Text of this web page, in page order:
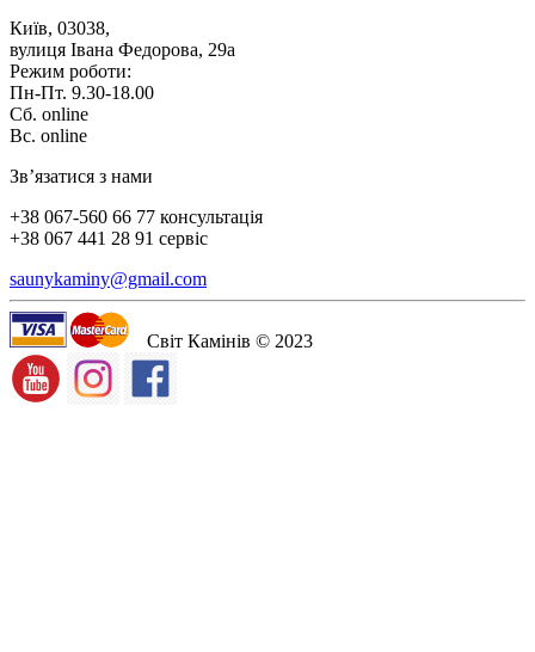
Київ, 03038,
вулиця Івана Федорова, 29а
Режим роботи:
Пн-Пт. 9.30-18.00
Сб. online
Вс. online
Зв’язатися з нами
+38 067-560 66 77 консультація
+38 067 441 28 91 сервіс
saunykaminy@gmail.com
Світ Камінів © 2023